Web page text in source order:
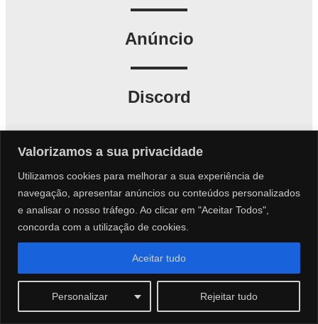
Valorizamos a sua privacidade
Utilizamos cookies para melhorar a sua experiência de
navegação, apresentar anúncios ou conteúdos personalizados
e analisar o nosso tráfego. Ao clicar em "Aceitar Todos",
concorda com a utilização de cookies.
Personalizar Rejeitar tudo
Aceitar tudo
Anúncio
Discord